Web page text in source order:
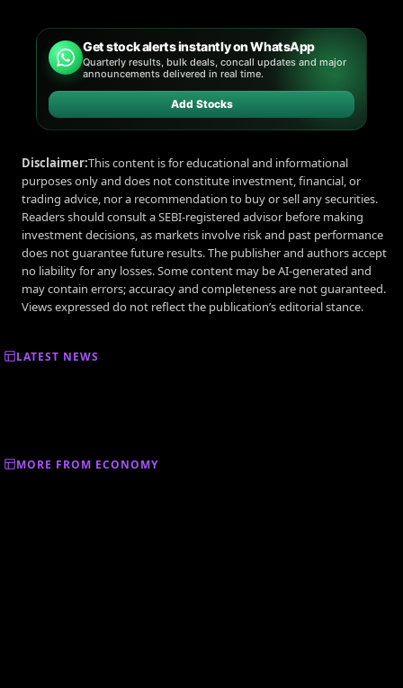
Get stock alerts instantly on WhatsApp
Quarterly results, bulk deals, concall updates and major
announcements delivered in real time.
Add Stocks
Disclaimer:This content is for educational and informational
purposes only and does not constitute investment, financial, or
trading advice, nor a recommendation to buy or sell any securities.
Readers should consult a SEBI-registered advisor before making
investment decisions, as markets involve risk and past performance
does not guarantee future results. The publisher and authors accept
no liability for any losses. Some content may be AI-generated and
may contain errors; accuracy and completeness are not guaranteed.
Views expressed do not reflect the publication’s editorial stance.
LATEST NEWS
MORE FROM ECONOMY